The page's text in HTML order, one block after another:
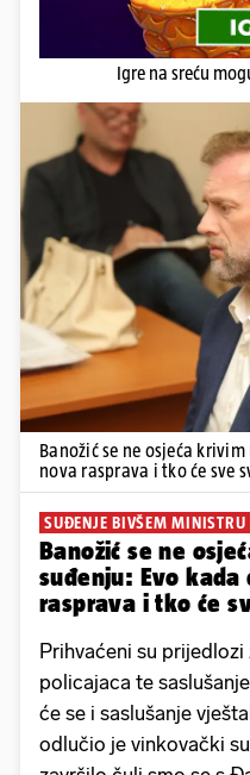
Igre na sreću
Banožić se ne osjeća
nova rasprava i tko će sve
SUĐENJE BIVŠEM MINISTRU
Banožić se ne
suđenju: Evo kada
rasprava i tko će
Prihvaćeni su
policajaca te
će se i saslušanje
odlučio je vinkovački